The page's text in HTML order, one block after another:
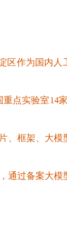
区作为国内人
点实验室14
、框架、大模
通过备案大模